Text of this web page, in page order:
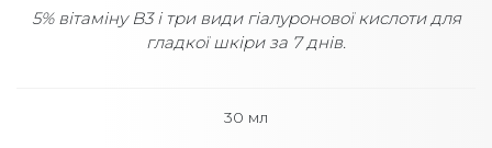
5% вітаміну B3 і три види гіалуронової кислоти для
гладкої шкіри за 7 днів.
30 мл